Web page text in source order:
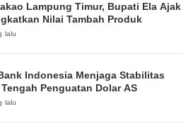
Lampung Timur, Bupati Ela Ajak
Nilai Tambah Produk
lalu
Indonesia Menjaga Stabilitas
Penguatan Dolar AS
lalu